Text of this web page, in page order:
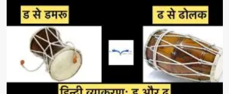
बिंदु
और
चंद्रबिंदु
का
प्रयोग..